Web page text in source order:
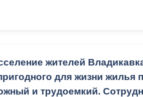
жителей
для жизни жилья
и трудоемкий.